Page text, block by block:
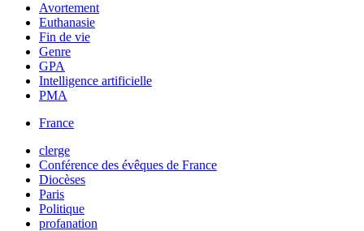
Avortement
Euthanasie
Fin de vie
Genre
GPA
Intelligence artificielle
PMA
France
clerge
Conférence des évêques de France
Diocèses
Paris
Politique
profanation